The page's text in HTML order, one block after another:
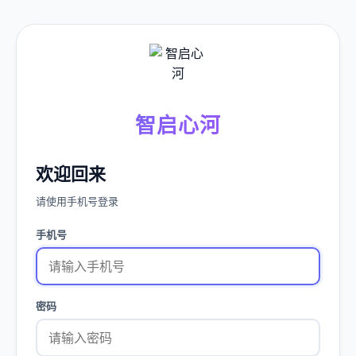
智启心河
欢迎回来
请使用手机号登录
手机号
密码